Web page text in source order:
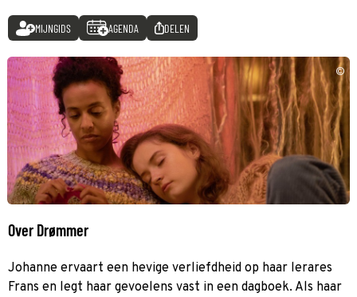
MIJNGIDS AGENDA DELEN
©
Over Drømmer
Johanne ervaart een hevige verliefdheid op haar lerares
Frans en legt haar gevoelens vast in een dagboek. Als haar